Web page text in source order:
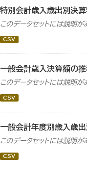
特別会計歳入歳出別決
このデータセットには説明が
CSV
一般会計歳入決算額の
このデータセットには説明が
CSV
一般会計年度別歳入歳
このデータセットには説明が
CSV